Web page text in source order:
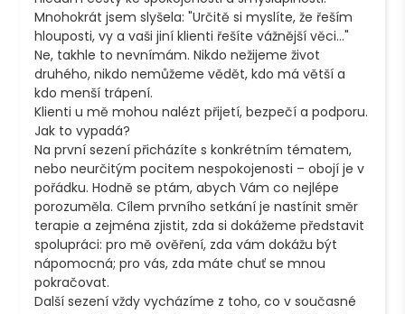
Mnohokrát jsem slyšela: "Určitě si myslíte, že řeším
hlouposti, vy a vaši jiní klienti řešíte vážnější věci..."
Ne, takhle to nevnímám. Nikdo nežijeme život
druhého, nikdo nemůžeme vědět, kdo má větší a
kdo menší trápení.
Klienti u mě mohou nalézt přijetí, bezpečí a podporu.
Jak to vypadá?
Na první sezení přicházíte s konkrétním tématem,
nebo neurčitým pocitem nespokojenosti –⁠ obojí je v
pořádku. Hodně se ptám, abych Vám co nejlépe
porozuměla. Cílem prvního setkání je nastínit směr
terapie a zejména zjistit, zda si dokážeme představit
spolupráci: pro mě ověření, zda vám dokážu být
nápomocná; pro vás, zda máte chuť se mnou
pokračovat.
Další sezení vždy vycházíme z toho, co v současné